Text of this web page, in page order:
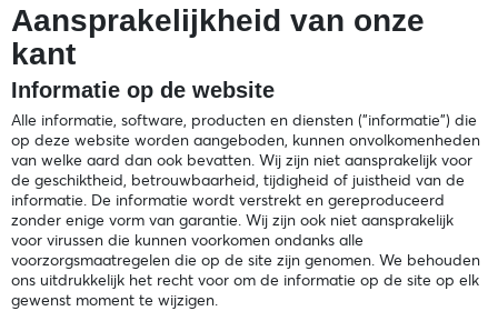
Aansprakelijkheid van onze
kant
Informatie op de website
Alle informatie, software, producten en diensten ("informatie") die
op deze website worden aangeboden, kunnen onvolkomenheden
van welke aard dan ook bevatten. Wij zijn niet aansprakelijk voor
de geschiktheid, betrouwbaarheid, tijdigheid of juistheid van de
informatie. De informatie wordt verstrekt en gereproduceerd
zonder enige vorm van garantie. Wij zijn ook niet aansprakelijk
voor virussen die kunnen voorkomen ondanks alle
voorzorgsmaatregelen die op de site zijn genomen. We behouden
ons uitdrukkelijk het recht voor om de informatie op de site op elk
gewenst moment te wijzigen.